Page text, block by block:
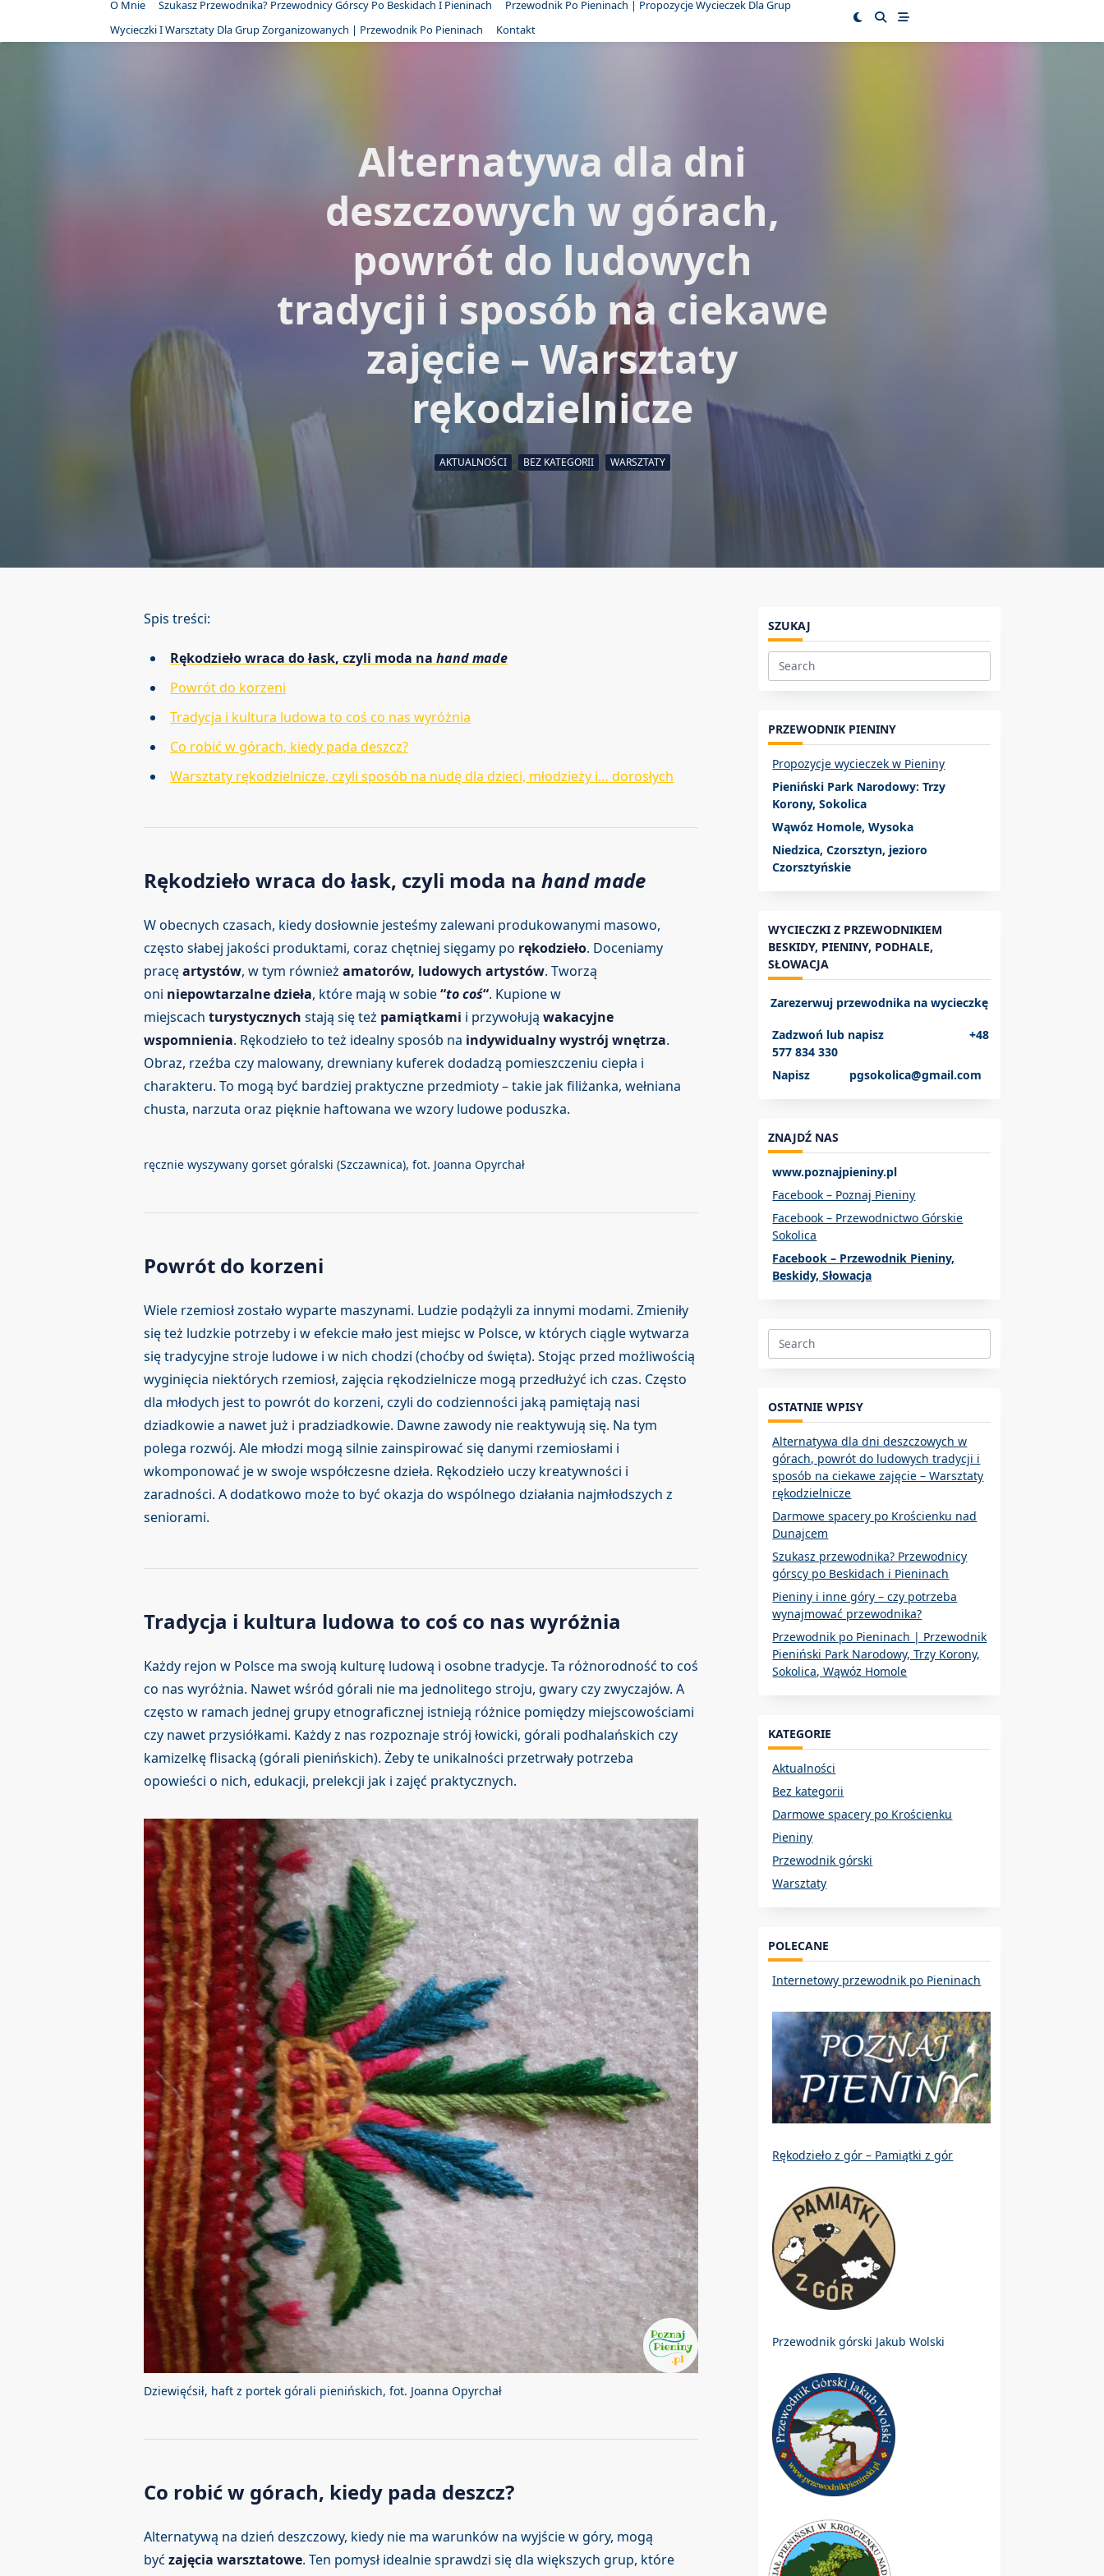
O Mnie Szukasz Przewodnika? Przewodnicy Górscy Po Beskidach I Pieninach
Przewodnik Po Pieninach | Propozycje Wycieczek Dla Grup
Wycieczki I Warsztaty Dla Grup Zorganizowanych | Przewodnik Po Pieninach
Kontakt
Alternatywa dla dni
deszczowych w górach,
powrót do ludowych
tradycji i sposób na ciekawe
zajęcie – Warsztaty
rękodzielnicze
AKTUALNOŚCI BEZ KATEGORII WARSZTATY
Spis treści:
Rękodzieło wraca do łask, czyli moda nahand made
Powrót do korzeni
Tradycja i kultura ludowa to coś co nas wyróżnia
Co robić w górach, kiedy pada deszcz?
Warsztaty rękodzielnicze, czyli sposób na nudę dla dzieci, młodzieży i… dorosłych
Rękodzieło wraca do łask, czyli moda nahand made
W obecnych czasach, kiedy dosłownie jesteśmy zalewani produkowanymi masowo,
często słabej jakości produktami, coraz chętniej sięgamy po rękodzieło. Doceniamy
pracęartystów, w tym równieżamatorów, ludowych artystów. Tworzą
oni niepowtarzalne dzieła, które mają w sobie“to coś“. Kupione w
miejscachturystycznych stają się też pamiątkami i przywołująwakacyjne
wspomnienia. Rękodzieło to też idealny sposób na indywidualny wystrój wnętrza.
Obraz, rzeźba czy malowany, drewniany kuferek dodadzą pomieszczeniu ciepła i
charakteru. To mogą być bardziej praktyczne przedmioty – takie jak filiżanka, wełniana
chusta, narzuta oraz pięknie haftowana we wzory ludowe poduszka.
ręcznie wyszywany gorset góralski (Szczawnica), fot. Joanna Opyrchał
Powrót do korzeni
Wiele rzemiosł zostało wyparte maszynami. Ludzie podążyli za innymi modami. Zmieniły
się też ludzkie potrzeby i w efekcie mało jest miejsc w Polsce, w których ciągle wytwarza
się tradycyjne stroje ludowe i w nich chodzi (choćby od święta). Stojąc przed możliwością
wyginięcia niektórych rzemiosł, zajęcia rękodzielnicze mogą przedłużyć ich czas. Często
dla młodych jest to powrót do korzeni, czyli do codzienności jaką pamiętają nasi
dziadkowie a nawet już i pradziadkowie. Dawne zawody nie reaktywują się. Na tym
polega rozwój. Ale młodzi mogą silnie zainspirować się danymi rzemiosłami i
wkomponować je w swoje współczesne dzieła. Rękodzieło uczy kreatywności i
zaradności. A dodatkowo może to być okazja do wspólnego działania najmłodszych z
seniorami.
Tradycja i kultura ludowa to coś co nas wyróżnia
Każdy rejon w Polsce ma swoją kulturę ludową i osobne tradycje. Ta różnorodność to coś
co nas wyróżnia. Nawet wśród górali nie ma jednolitego stroju, gwary czy zwyczajów. A
często w ramach jednej grupy etnograficznej istnieją różnice pomiędzy miejscowościami
czy nawet przysiółkami. Każdy z nas rozpoznaje strój łowicki, górali podhalańskich czy
kamizelkę flisacką (górali pienińskich). Żeby te unikalności przetrwały potrzeba
opowieści o nich, edukacji, prelekcji jak i zajęć praktycznych.
Dziewięćsił, haft z portek górali pienińskich, fot. Joanna Opyrchał
Co robić w górach, kiedy pada deszcz?
Alternatywą na dzień deszczowy, kiedy nie ma warunków na wyjście w góry, mogą
byćzajęcia warsztatowe. Ten pomysł idealnie sprawdzi się dla większych grup, które
SZUKAJ
Search
PRZEWODNIK PIENINY
Propozycje wycieczek w Pieniny
Pieniński Park Narodowy: Trzy
Korony, Sokolica
Wąwóz Homole, Wysoka
Niedzica, Czorsztyn, jezioro
Czorsztyńskie
WYCIECZKI Z PRZEWODNIKIEM
BESKIDY, PIENINY, PODHALE,
SŁOWACJA
Zarezerwuj przewodnika na wycieczkę
Zadzwoń lub napisz +48
577 834 330
Napisz pgsokolica@gmail.com
ZNAJDŹ NAS
www.poznajpieniny.pl
Facebook – Poznaj Pieniny
Facebook – Przewodnictwo Górskie
Sokolica
Facebook – Przewodnik Pieniny,
Beskidy, Słowacja
Search
OSTATNIE WPISY
Alternatywa dla dni deszczowych w
górach, powrót do ludowych tradycji i
sposób na ciekawe zajęcie – Warsztaty
rękodzielnicze
Darmowe spacery po Krościenku nad
Dunajcem
Szukasz przewodnika? Przewodnicy
górscy po Beskidach i Pieninach
Pieniny i inne góry – czy potrzeba
wynajmować przewodnika?
Przewodnik po Pieninach | Przewodnik
Pieniński Park Narodowy, Trzy Korony,
Sokolica, Wąwóz Homole
KATEGORIE
Aktualności
Bez kategorii
Darmowe spacery po Krościenku
Pieniny
Przewodnik górski
Warsztaty
POLECANE
Internetowy przewodnik po Pieninach
Rękodzieło z gór – Pamiątki z gór
Przewodnik górski Jakub Wolski